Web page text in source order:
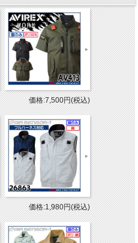
価格:7,500円(税込)
価格:1,980円(税込)